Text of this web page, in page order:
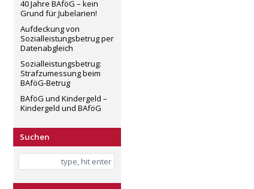
40 Jahre BAföG – kein
Grund für Jubelarien!
Aufdeckung von
Sozialleistungsbetrug per
Datenabgleich
Sozialleistungsbetrug:
Strafzumessung beim
BAföG-Betrug
BAföG und Kindergeld –
Kindergeld und BAföG
Suchen